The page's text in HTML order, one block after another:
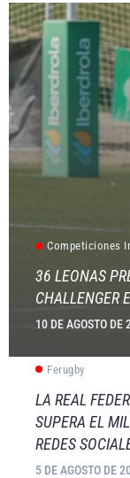
Competiciones
36 LEONAS
CHALLENGER
10 DE AGOSTO DE
Ferugby
LA REAL
SUPERA EL
REDES
5 DE AGOSTO DE